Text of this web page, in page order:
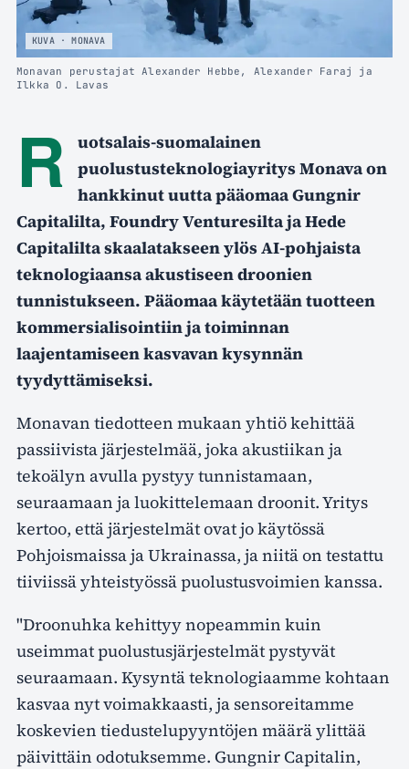
KUVA · MONAVA
Monavan perustajat Alexander Hebbe, Alexander Faraj ja
Ilkka O. Lavas
R
uotsalais-suomalainen
puolustusteknologiayritys Monava on
hankkinut uutta pääomaa Gungnir
Capitalilta, Foundry Venturesilta ja Hede
Capitalilta skaalatakseen ylös AI-pohjaista
teknologiaansa akustiseen droonien
tunnistukseen. Pääomaa käytetään tuotteen
kommersialisointiin ja toiminnan
laajentamiseen kasvavan kysynnän
tyydyttämiseksi.
Monavan tiedotteen mukaan yhtiö kehittää
passiivista järjestelmää, joka akustiikan ja
tekoälyn avulla pystyy tunnistamaan,
seuraamaan ja luokittelemaan droonit. Yritys
kertoo, että järjestelmät ovat jo käytössä
Pohjoismaissa ja Ukrainassa, ja niitä on testattu
tiiviissä yhteistyössä puolustusvoimien kanssa.
"Droonuhka kehittyy nopeammin kuin
useimmat puolustusjärjestelmät pystyvät
seuraamaan. Kysyntä teknologiaamme kohtaan
kasvaa nyt voimakkaasti, ja sensoreitamme
koskevien tiedustelupyyntöjen määrä ylittää
päivittäin odotuksemme. Gungnir Capitalin,